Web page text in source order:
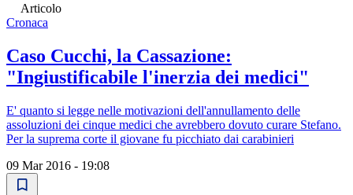
Articolo
Cronaca
Caso Cucchi, la Cassazione:
"Ingiustificabile l'inerzia dei medici"
E' quanto si legge nelle motivazioni dell'annullamento delle
assoluzioni dei cinque medici che avrebbero dovuto curare Stefano.
Per la suprema corte il giovane fu picchiato dai carabinieri
09 Mar 2016 - 19:08